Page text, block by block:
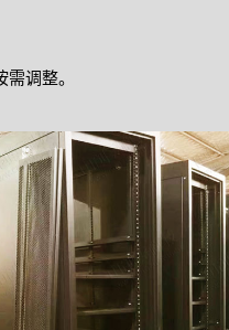
调整。